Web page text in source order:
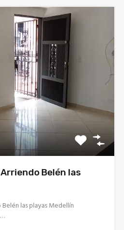
Belén las
las playas Medellín